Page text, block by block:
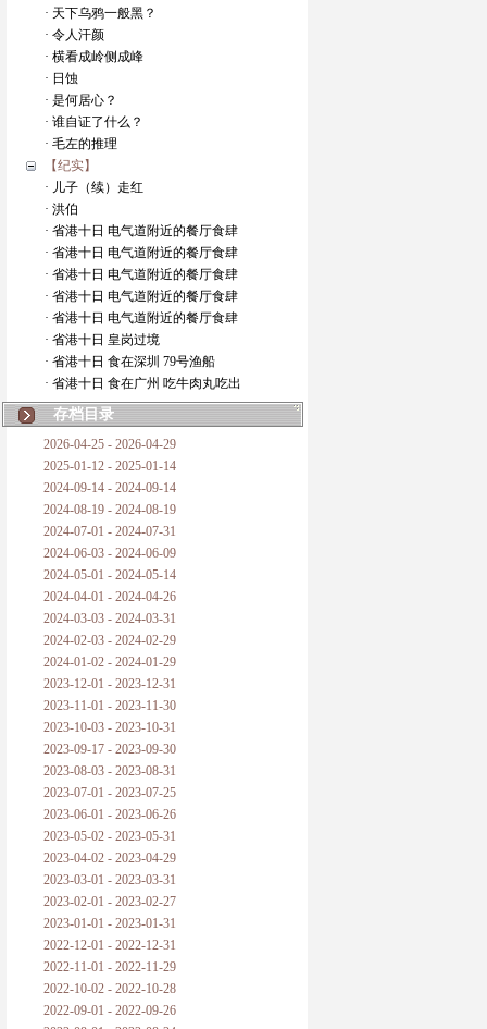
· 天下乌鸦一般黑？
· 令人汗颜
· 横看成岭侧成峰
· 日蚀
· 是何居心？
· 谁自证了什么？
· 毛左的推理
【纪实】
· 儿子（续）走红
· 洪伯
· 省港十日 电气道附近的餐厅食肆
· 省港十日 电气道附近的餐厅食肆
· 省港十日 电气道附近的餐厅食肆
· 省港十日 电气道附近的餐厅食肆
· 省港十日 电气道附近的餐厅食肆
· 省港十日 皇岗过境
· 省港十日 食在深圳 79号渔船
· 省港十日 食在广州 吃牛肉丸吃出
存档目录
2026-04-25 - 2026-04-29
2025-01-12 - 2025-01-14
2024-09-14 - 2024-09-14
2024-08-19 - 2024-08-19
2024-07-01 - 2024-07-31
2024-06-03 - 2024-06-09
2024-05-01 - 2024-05-14
2024-04-01 - 2024-04-26
2024-03-03 - 2024-03-31
2024-02-03 - 2024-02-29
2024-01-02 - 2024-01-29
2023-12-01 - 2023-12-31
2023-11-01 - 2023-11-30
2023-10-03 - 2023-10-31
2023-09-17 - 2023-09-30
2023-08-03 - 2023-08-31
2023-07-01 - 2023-07-25
2023-06-01 - 2023-06-26
2023-05-02 - 2023-05-31
2023-04-02 - 2023-04-29
2023-03-01 - 2023-03-31
2023-02-01 - 2023-02-27
2023-01-01 - 2023-01-31
2022-12-01 - 2022-12-31
2022-11-01 - 2022-11-29
2022-10-02 - 2022-10-28
2022-09-01 - 2022-09-26